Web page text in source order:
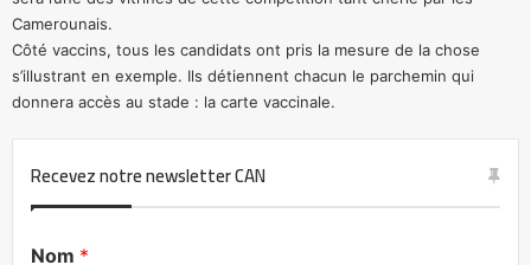
Camerounais.
Côté vaccins, tous les candidats ont pris la mesure de la chose
s’illustrant en exemple. Ils détiennent chacun le parchemin qui
donnera accès au stade : la carte vaccinale.
Recevez notre newsletter CAN
Nom *